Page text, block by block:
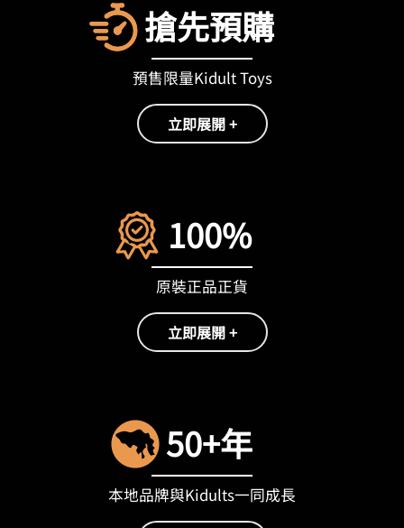
搶先預購
預售限量Kidult Toys
立即展開 +
100%
原裝正品正貨
立即展開 +
50+年
本地品牌與Kidults一同成長